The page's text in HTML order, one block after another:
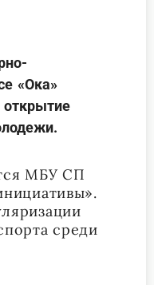
«Ока»
открытие
МБУ СП
среди